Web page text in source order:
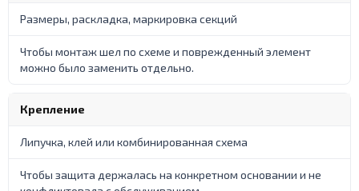
Размеры, раскладка, маркировка секций
Чтобы монтаж шел по схеме и поврежденный элемент
можно было заменить отдельно.
Крепление
Липучка, клей или комбинированная схема
Чтобы защита держалась на конкретном основании и не